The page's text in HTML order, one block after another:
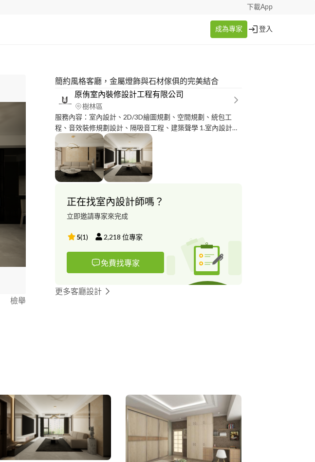
下載App
成為專家 登入
檢舉
簡約風格客廳，金屬燈飾與石材傢俱的完美結合
原侑室內裝修設計工程有限公司
樹林區
服務內容：室內設計、2D/3D繪圖規劃、空間規劃、統包工
程、音效裝修規劃設計、隔吸音工程、建築聲學 1.室內設計空
間規劃 2.配合平立面及3D效果圖面協助溝通 3.簡約裝修、天花
設計裝修、各式裝修風格
正在找室內設計師嗎？
立即邀請專家來完成
5(1) 2,218 位專家
免費找專家
更多客廳設計